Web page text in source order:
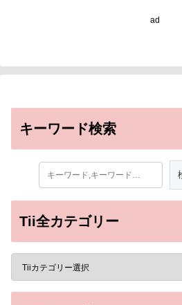
ad
キーワード検索
Tii全カテゴリー